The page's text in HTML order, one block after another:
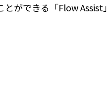
ができる「Flow Assist